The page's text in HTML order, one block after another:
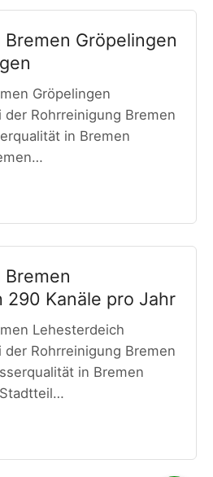
Gröpelingen
Gröpelingen
der Rohrreinigung Bremen
in Bremen
290 Kanäle pro Jahr
Lehesterdeich
der Rohrreinigung Bremen
in Bremen